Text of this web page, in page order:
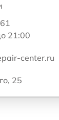
21:00
center.ru
25